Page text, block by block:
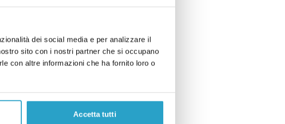
dei social media e per analizzare il
sito con i nostri partner che si occupano
con altre informazioni che ha fornito loro o
Accetta tutti
collegato alla bronchite
suino, che infetta i
brevetto (n. 10130701)
che potrebbe essere
le malattie respiratorie negli